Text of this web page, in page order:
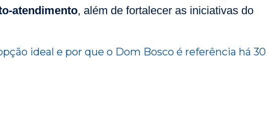
atendimento, além de fortalecer as iniciativas do
ideal e por que o Dom Bosco é referência há 30